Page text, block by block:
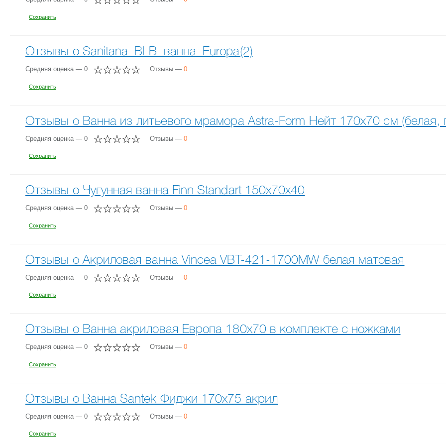
Сохранить
Отзывы о Sanitana_BLB_ванна_Europa(2)
Средняя оценка — 0 Отзывы — 0
Сохранить
Отзывы о Ванна из литьевого мрамора Astra-Form Нейт 170х70 см (белая,
Средняя оценка — 0 Отзывы — 0
Сохранить
Отзывы о Чугунная ванна Finn Standart 150x70x40
Средняя оценка — 0 Отзывы — 0
Сохранить
Отзывы о Акриловая ванна Vincea VBT-421-1700MW белая матовая
Средняя оценка — 0 Отзывы — 0
Сохранить
Отзывы о Ванна акриловая Европа 180х70 в комплекте с ножками
Средняя оценка — 0 Отзывы — 0
Сохранить
Отзывы о Ванна Santek Фиджи 170x75 акрил
Средняя оценка — 0 Отзывы — 0
Сохранить